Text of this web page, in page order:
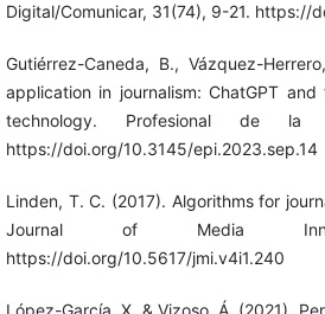
Digital/Comunicar, 31(74), 9-21.
Gutiérrez-Caneda, B., Vázquez-
application in journalism: ChatGPT
technology. Profesional de la
https://doi.org/10.3145/epi.2023.sep.14
Linden, T. C. (2017). Algorithms for
Journal of Media
https://doi.org/10.5617/jmi.v4i1.240